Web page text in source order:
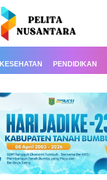
KESEHATAN PENDIDIKAN